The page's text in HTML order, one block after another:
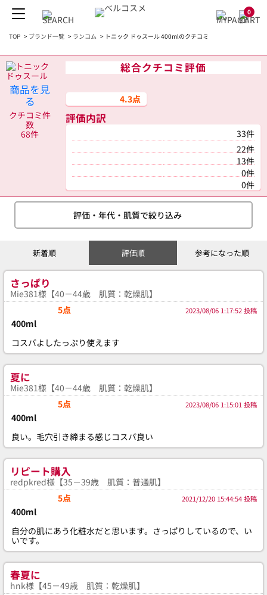
0
TOP > ブランド一覧 > ランコム > トニック ドゥスール 400mlのクチコミ
商品を見
る
クチコミ件
数
68件
総合クチコミ評価
4.3点
評価内訳
33件
22件
13件
0件
0件
評価・年代・肌質で絞り込み
新着順 評価順 参考になった順
さっぱり
Mie381様【40－44歳 肌質：乾燥肌】
5点
2023/08/06 1:17:52 投稿
400ml
コスパよしたっぷり使えます
夏に
Mie381様【40－44歳 肌質：乾燥肌】
5点
2023/08/06 1:15:01 投稿
400ml
良い。毛穴引き締まる感じコスパ良い
リピート購入
redpkred様【35－39歳 肌質：普通肌】
5点
2021/12/20 15:44:54 投稿
400ml
自分の肌にあう化粧水だと思います。さっぱりしているので、い
いです。
春夏に
hnk様【45－49歳 肌質：乾燥肌】